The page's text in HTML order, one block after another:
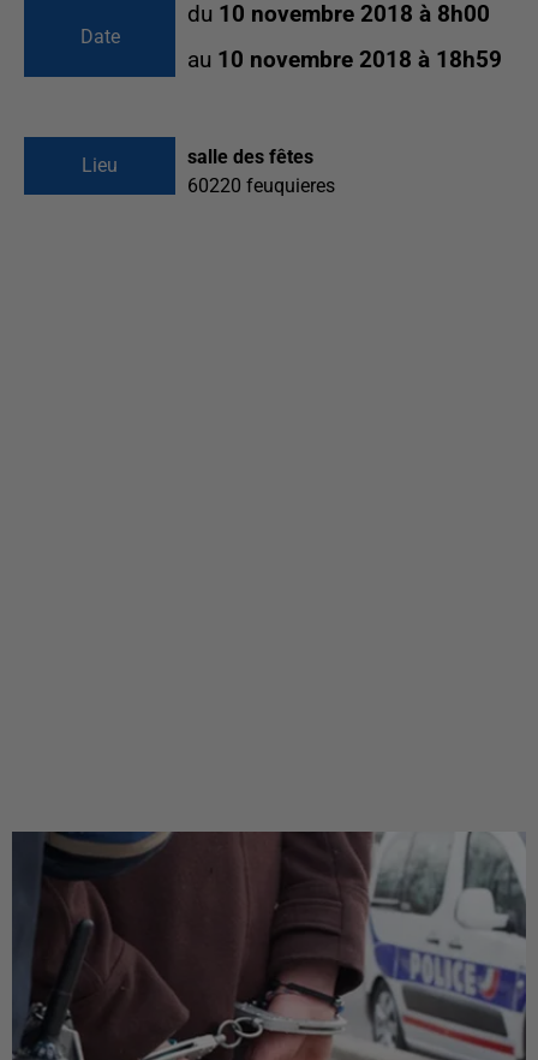
Date
du 10 novembre 2018 à 8h00
au 10 novembre 2018 à 18h59
Lieu
salle des fêtes
60220 feuquieres